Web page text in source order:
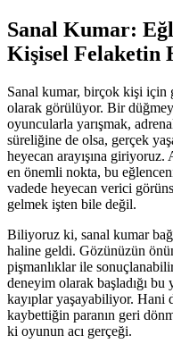
Sanal Kumar:
Kişisel Felaketin
Sanal kumar, birçok kişi için
olarak görülüyor. Bir
oyuncularla yarışmak,
süreliğine de olsa, gerçek
heyecan arayışına
en önemli nokta, bu
vadede heyecan verici
gelmek işten bile değil.
Biliyoruz ki, sanal kumar
haline geldi. Gözünüzün
pişmanlıklar ile
deneyim olarak başladığı
kayıplar yaşayabiliyor. Hani
kaybettiğin paranın geri
ki oyunun acı gerçeği.